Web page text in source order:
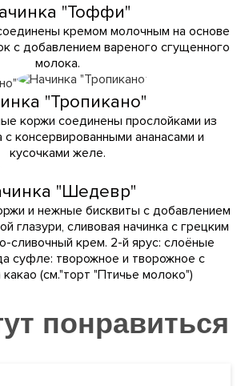
"Тоффи"
кремом молочным на основе
с добавлением вареного сгущенного
молока.
"Тропикано"
коржи соединены прослойками из
с консервированными ананасами и
кусочками желе.
"Шедевр"
и нежные бисквиты с добавлением
глазури, сливовая начинка с грецким
сливочный крем. 2-й ярус: слоёные
суфле: творожное и творожное с
(см."торт "Птичье молоко")
понравиться